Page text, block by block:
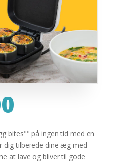
bites"" på ingen tid med en
dig tilberede dine æg med
at lave og bliver til gode